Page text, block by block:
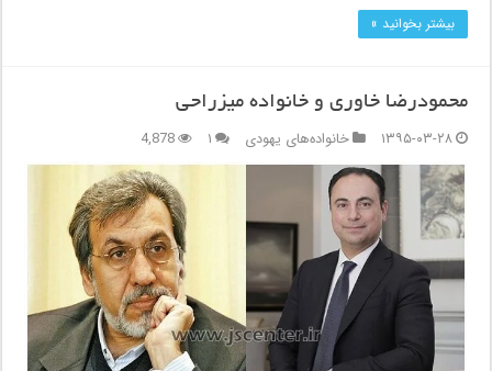
بیشتر بخوانید »
محمودرضا خاوری و خانواده میزراحی
۱۳۹۵-۰۳-۲۸
خانواده‌های یهودی ۱ 4,878